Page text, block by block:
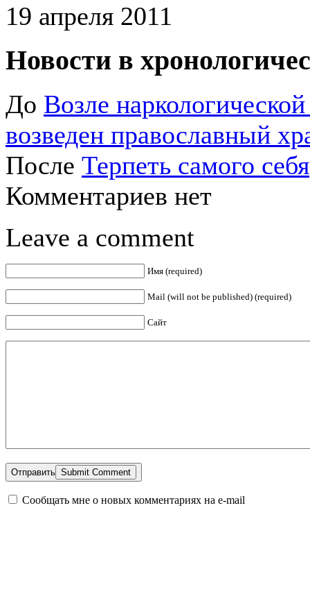
19 апреля 2011
Новости в
До Возле
возведен православный
После Терпеть самого себя
Комментариев нет
Leave a comment
Имя (required)
Mail (will not be published) (required)
Сайт
Отправить
Сообщать мне о новых комментариях на e-mail